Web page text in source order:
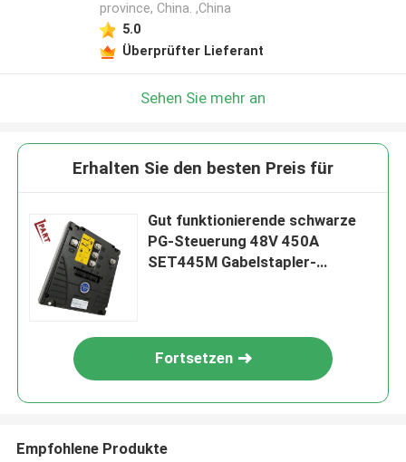
province, China. ,China
5.0
Überprüfter Lieferant
Sehen Sie mehr an
Erhalten Sie den besten Preis für
Gut funktionierende schwarze
PG-Steuerung 48V 450A
SET445M Gabelstapler-
Fortsetzen
Empfohlene Produkte